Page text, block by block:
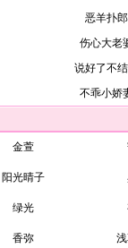
恶羊扑郎
伤心大老
说好了不
不乖小娇
金萱
阳光晴子
绿光
香弥